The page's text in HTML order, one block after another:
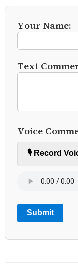
Your Name:
Text
Voice
🎙️ Record
Submit